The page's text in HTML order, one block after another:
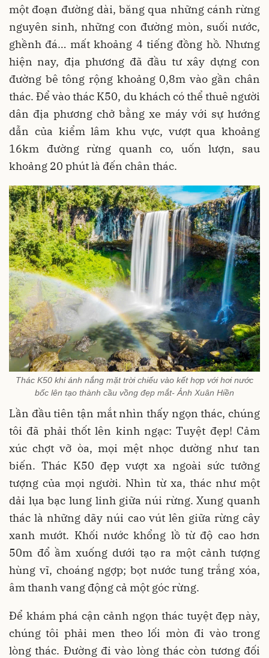
một đoạn đường dài, băng qua những cánh rừng
nguyên sinh, những con đường mòn, suối nước,
ghềnh đá… mất khoảng 4 tiếng đồng hồ. Nhưng
hiện nay, địa phương đã đầu tư xây dựng con
đường bê tông rộng khoảng 0,8m vào gần chân
thác. Để vào thác K50, du khách có thể thuê người
dân địa phương chở bằng xe máy với sự hướng
dẫn của kiểm lâm khu vực, vượt qua khoảng
16km đường rừng quanh co, uốn lượn, sau
khoảng 20 phút là đến chân thác.
Thác K50 khi ánh nắng mặt trời chiếu vào kết hợp với hơi nước
bốc lên tạo thành cầu vồng đẹp mắt- Ảnh Xuân Hiền
Lần đầu tiên tận mắt nhìn thấy ngọn thác, chúng
tôi đã phải thốt lên kinh ngạc: Tuyệt đẹp! Cảm
xúc chợt vỡ òa, mọi mệt nhọc dường như tan
biến. Thác K50 đẹp vượt xa ngoài sức tưởng
tượng của mọi người. Nhìn từ xa, thác như một
dải lụa bạc lung linh giữa núi rừng. Xung quanh
thác là những dãy núi cao vút lên giữa rừng cây
xanh mướt. Khối nước khổng lồ từ độ cao hơn
50m đổ ầm xuống dưới tạo ra một cảnh tượng
hùng vĩ, choáng ngợp; bọt nước tung trắng xóa,
âm thanh vang động cả một góc rừng.
Để khám phá cận cảnh ngọn thác tuyệt đẹp này,
chúng tôi phải men theo lối mòn đi vào trong
lòng thác. Đường đi vào lòng thác còn tương đối